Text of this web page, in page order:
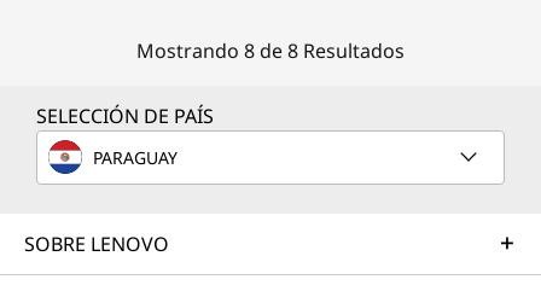
Mostrando 8 de 8 Resultados
SELECCIÓN DE PAÍS
PARAGUAY
SOBRE LENOVO